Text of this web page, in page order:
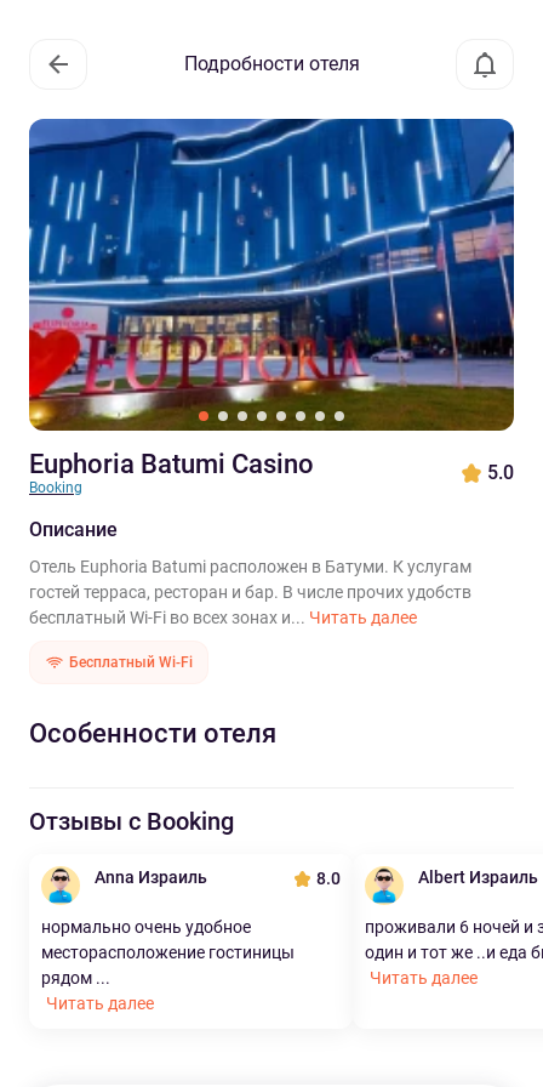
Подробности отеля
Euphoria Batumi Casino
Booking
5.0
Описание
Отель Euphoria Batumi расположен в Батуми. К услугам
гостей терраса, ресторан и бар. В числе прочих удобств
бесплатный Wi-Fi во всех зонах и... Читать далее
Бесплатный Wi-Fi
Особенности отеля
Отзывы с Booking
Anna Израиль 8.0
нормально очень удобное
месторасположение гостиницы
рядом ...
Читать далее
Albert Израиль
проживали 6 ночей и
один и тот же ..и еда
Читать далее